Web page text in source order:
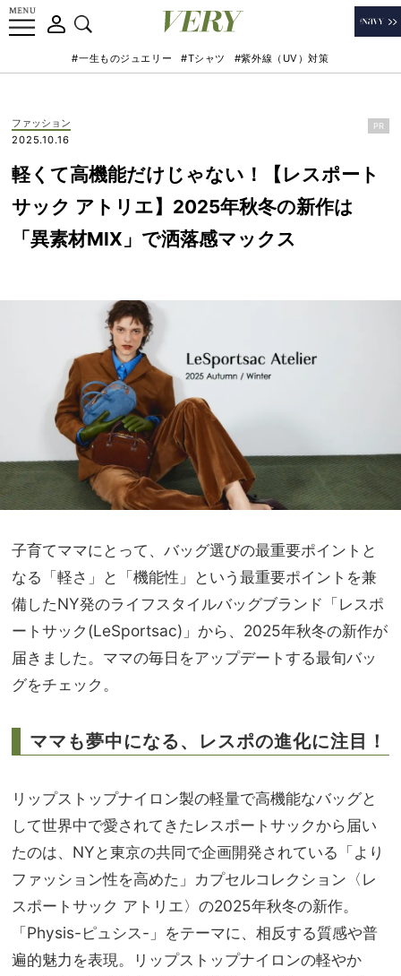
#一生ものジュエリー #Tシャツ #紫外線（UV）対策
ファッション
2025.10.16
PR
軽くて高機能だけじゃない！【レスポート
サック アトリエ】2025年秋冬の新作は
「異素材MIX」で洒落感マックス
子育てママにとって、バッグ選びの最重要ポイントと
なる「軽さ」と「機能性」という最重要ポイントを兼
備したNY発のライフスタイルバッグブランド「レスポ
ートサック(LeSportsac)」から、2025年秋冬の新作が
届きました。ママの毎日をアップデートする最旬バッ
グをチェック。
ママも夢中になる、レスポの進化に注目！
リップストップナイロン製の軽量で高機能なバッグと
して世界中で愛されてきたレスポートサックから届い
たのは、NYと東京の共同で企画開発されている「より
ファッション性を高めた」カプセルコレクション〈レ
スポートサック アトリエ〉の2025年秋冬の新作。
「Physis-ピュシス-」をテーマに、相反する質感や普
遍的魅力を表現。リップストップナイロンの軽やか